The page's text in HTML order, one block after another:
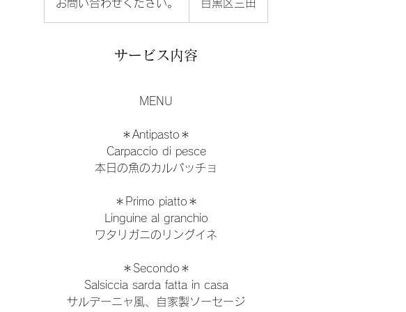
お問い合わせください。 目黒区三田
サービス内容
MENU
＊Antipasto＊
Carpaccio di pesce
本日の魚のカルパッチョ
＊Primo piatto＊
Linguine al granchio
ワタリガニのリングイネ
＊Secondo＊
Salsiccia sarda fatta in casa
サルデーニャ風、自家製ソーセージ